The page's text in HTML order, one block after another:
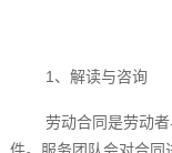
1、解读与咨询
劳动合同是劳动